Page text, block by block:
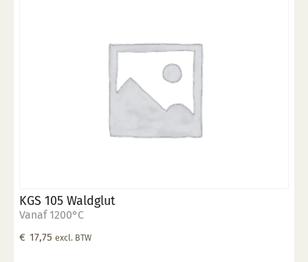
KGS 105 Waldglut
Vanaf 1200°C
€ 17,75 excl. BTW